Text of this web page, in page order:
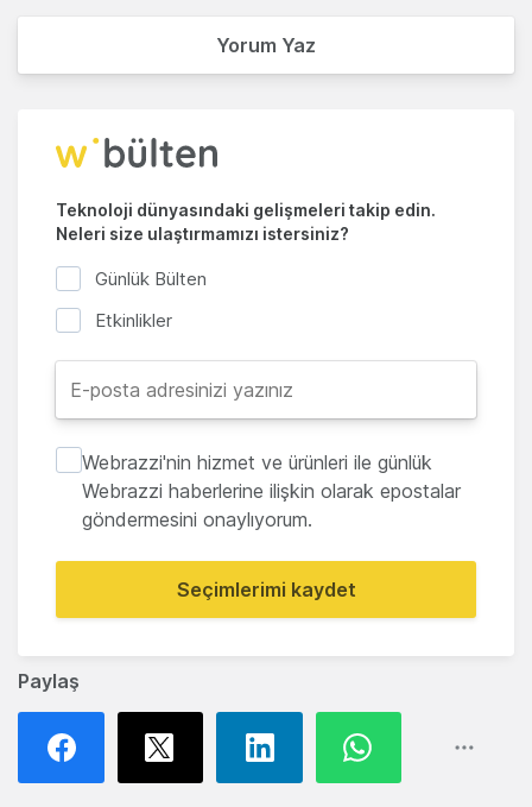
Paylaş
Yorum Yaz
Teknoloji dünyasındaki gelişmeleri takip edin.
Neleri size ulaştırmamızı istersiniz?
Günlük Bülten
Etkinlikler
Webrazzi'nin hizmet ve ürünleri ile günlük
Webrazzi haberlerine ilişkin olarak epostalar
göndermesini onaylıyorum.
Seçimlerimi kaydet